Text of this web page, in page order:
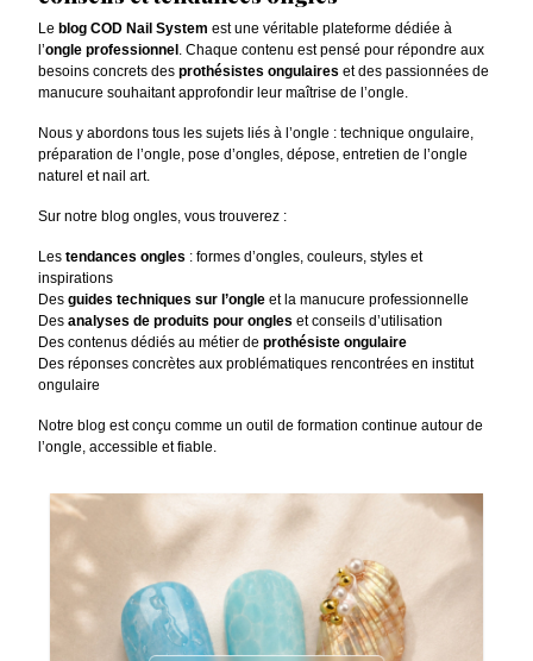
Prix
11,00 €TTC
1,00 € -
9,17 €
HT
Choisir
les
options
au
panier
au
panier
Prix
1,63 € -
HT
Choisir
options
Choisir
les
options
Leblog COD Nail System est une véritable plateforme dédiée à
l’ongle professionnel . Chaque contenu est pensé pour répondre aux
besoins concrets desprothésistes ongulaires et des passionnées de
manucure souhaitant approfondir leur maîtrise de l’ongle.
Nous y abordons tous les sujets liés à l’ongle : technique ongulaire,
préparation de l’ongle, pose d’ongles, dépose, entretien de l’ongle
naturel et nail art.
Sur notre blog ongles, vous trouverez :
Lestendances ongles : formes d’ongles, couleurs, styles et
inspirations
Desguides techniques sur l’ongle et la manucure professionnelle
Desanalyses de produits pour ongles et conseils d’utilisation
Des contenus dédiés au métier deprothésiste ongulaire
Des réponses concrètes aux problématiques rencontrées en institut
ongulaire
Notre blog est conçu comme un outil de formation continue autour de
l’ongle, accessible et fiable.